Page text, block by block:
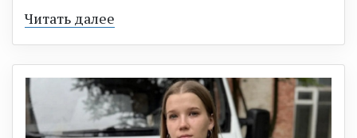
Читать далее